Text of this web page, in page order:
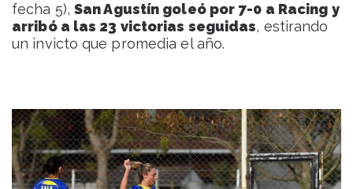
fecha 5), San Agustín goleó por 7-0 a Racing y
arribó a las 23 victorias seguidas, estirando
un invicto que promedia el año.